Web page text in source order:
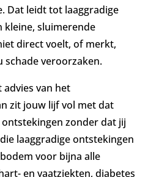
Dat leidt tot laaggradige
kleine, sluimerende
direct voelt, of merkt,
schade veroorzaken.
advies van het
zit jouw lijf vol met dat
zonder dat jij
laaggradige ontstekingen
voor bijna alle
en vaatziekten, diabetes